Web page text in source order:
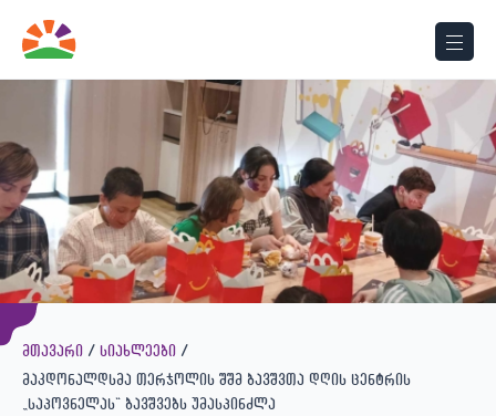
მთავარი
სიახლეები
მაკდონალდსმა თერჯოლის შშმ ბავშვთა დღის ცენტრის
„საპოვნელას“ ბავშვებს უმასპინძლა